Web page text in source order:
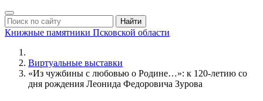
Найти
Книжные памятники Псковской области
Виртуальные выставки
«Из чужбины с любовью о Родине…»: к 120-летию со
дня рождения Леонида Федоровича Зурова